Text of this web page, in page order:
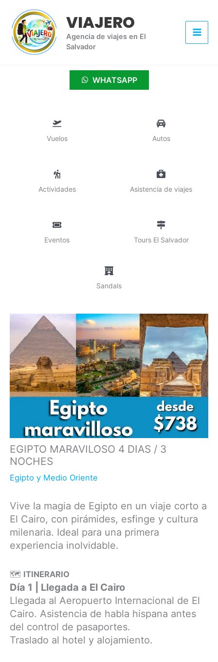
contenido
VIAJERO
Agencia de viajes en El
Salvador
WHATSAPP
Vuelos Autos
Actividades Asistencia de viajes
Eventos Tours El Salvador
Sandals
EGIPTO MARAVILOSO 4 DIAS / 3
NOCHES
Egipto y Medio Oriente
Vive la magia de Egipto en un viaje corto a
El Cairo, con pirámides, esfinge y cultura
milenaria. Ideal para una primera
experiencia inolvidable.
🗺 ITINERARIO
Día 1 | Llegada a El Cairo
Llegada al Aeropuerto Internacional de El
Cairo. Asistencia de habla hispana antes
del control de pasaportes.
Traslado al hotel y alojamiento.